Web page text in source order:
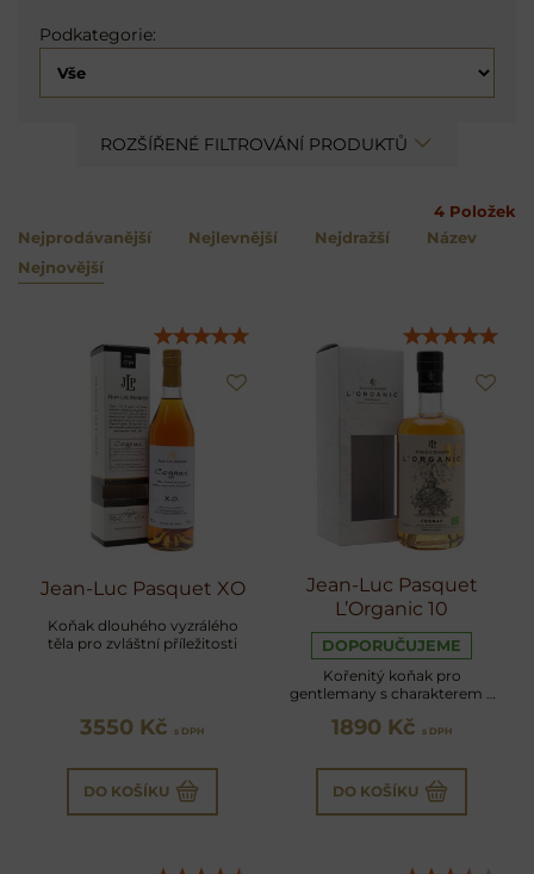
single-barrel produkty.
Podkategorie:
ROZŠÍŘENÉ FILTROVÁNÍ PRODUKTŮ
4 Položek
Nejprodávanější
Nejlevnější Nejdražší
Název
Nejnovější
Jean-Luc Pasquet XO
Koňak dlouhého vyzrálého
těla pro zvláštní příležitosti
3550 Kč s DPH
DO KOŠÍKU
Jean-Luc Pasquet
L’Organic 10
DOPORUČUJEME
Kořenitý koňak pro
gentlemany s charakterem a
1890 Kč s DPH
DO KOŠÍKU